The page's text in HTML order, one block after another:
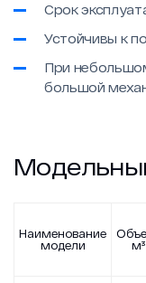
Срок
Устойчивы к
При
большой
Наименование
модели
м³